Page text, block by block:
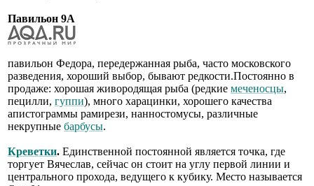
Павильон 9А
павильон Федора, передержанная рыба, часто московского
разведения, хороший выбор, бывают редкости.Постоянно в
продаже: хорошая живородящая рыба (редкие меченосцы,
пецилли, гуппи), много харацинки, хорошего качества
апистограммы рамирези, нанностомусы, различные
некрупные барбусы.
Креветки. Единственной постоянной является точка, где
торгует Вячеслав, сейчас он стоит на углу первой линии и
центрального прохода, ведущего к кубику. Место называется